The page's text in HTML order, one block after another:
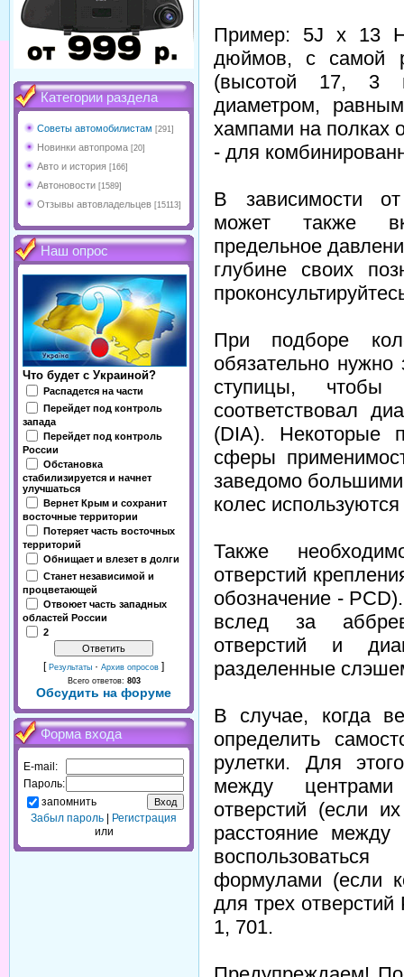
Категории раздела
Советы автомобилистам [291]
Новинки автопрома [20]
Авто и история [166]
Автоновости [1589]
Отзывы автовладельцев [15113]
Наш опрос
Что будет с Украиной?
Распадется на части
Перейдет под контроль
запада
Перейдет под контроль
России
Обстановка
стабилизируется и начнет
улучшаться
Вернет Крым и сохранит
восточные территории
Потеряет часть восточных
территорий
Обнищает и влезет в долги
Станет независимой и
процветающей
Отвоюет часть западных
областей России
2
[ Результаты · Архив опросов ]
Всего ответов: 803
Обсудить на форуме
Форма входа
E-mail:
Пароль:
запомнить
Забыл пароль
Регистрация
или
Пример: 5J x 13
дюймов, с самой
(высотой 17, 3
диаметром,
хампами на полках
- для
В зависимости от
может также
предельное
глубине своих
При подборе
обязательно нужно
ступицы,
соответствовал
(DIA). Некоторые
сферы
заведомо большими
колес
Также
отверстий
обозначение -
вслед за
отверстий и
разделенные
В случае, когда
определить
рулетки. Для
между центрами
отверстий (если
расстояние между
формулами (если
для трех
1, 701.